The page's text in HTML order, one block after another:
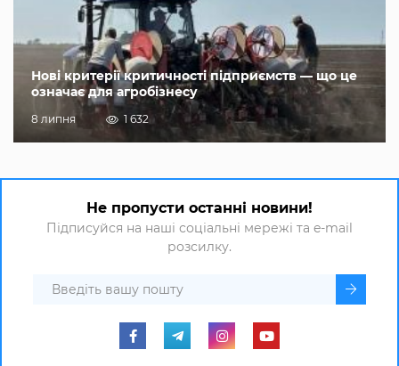
Нові критерії критичності підприємств — що це
означає для агробізнесу
8 липня 1 632
Не пропусти останні новини!
Підписуйся на наші соціальні мережі та e-mail
розсилку.